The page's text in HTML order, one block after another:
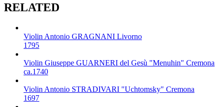
RELATED
ViolinAntonio GRAGNANI Livorno
1795
Violin Giuseppe GUARNERI del Gesù "Menuhin" Cremona
ca.1740
ViolinAntonio STRADIVARI "Uchtomsky" Cremona
1697